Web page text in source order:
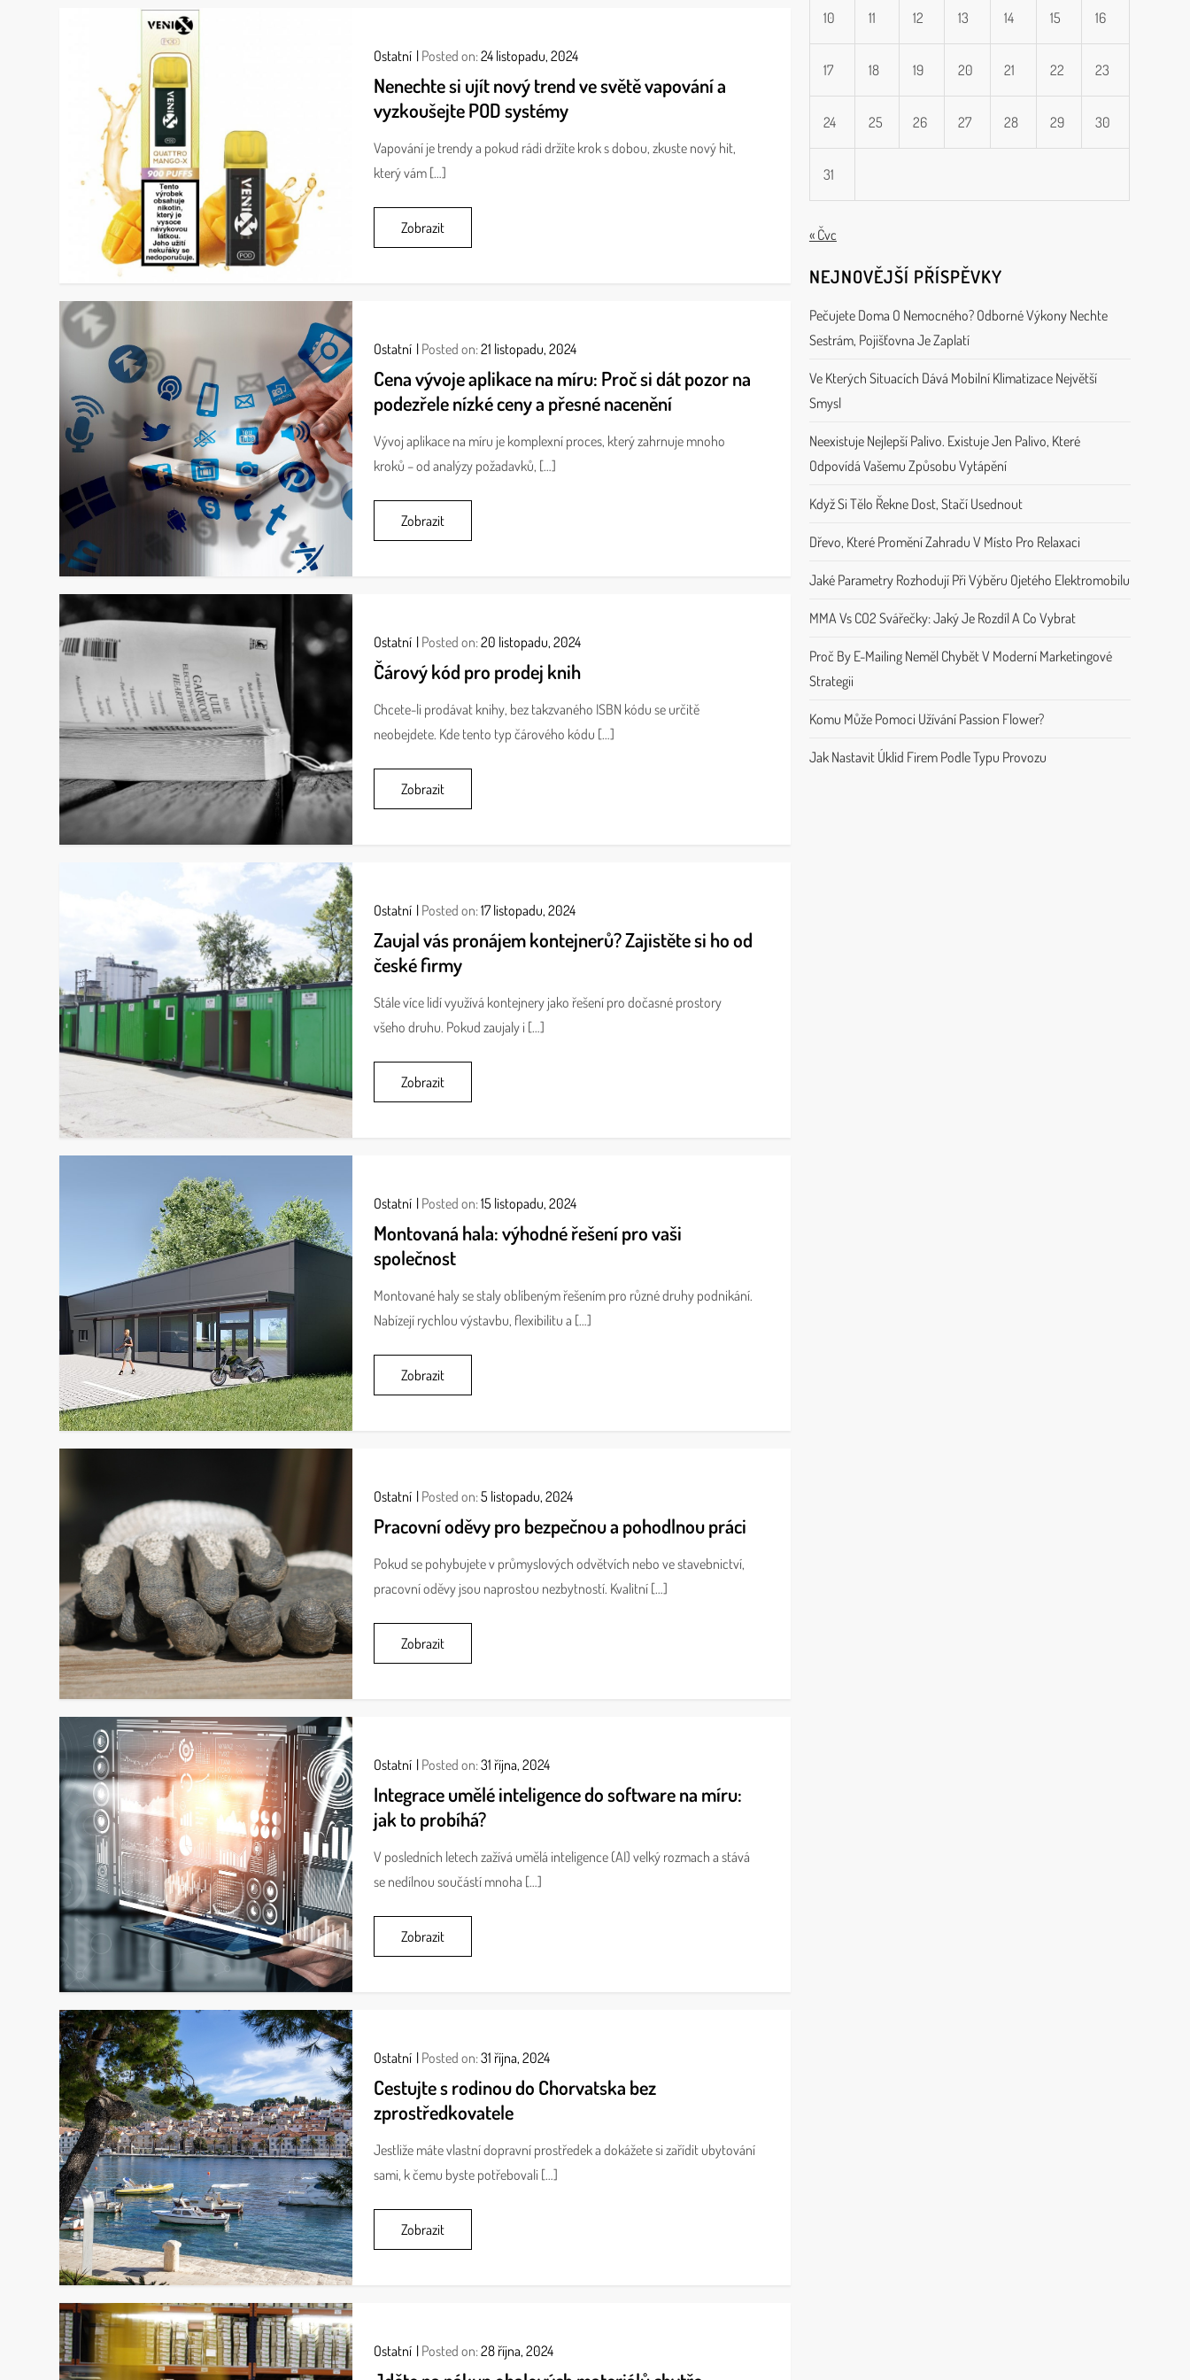
Ostatní Posted on:24 listopadu, 2024
Nenechte si ujít nový trend ve světě vapování a
vyzkoušejte POD systémy
Vapování je trendy a pokud rádi držíte krok s dobou, zkuste nový hit,
který vám […]
Zobrazit
Ostatní Posted on:21 listopadu, 2024
Cena vývoje aplikace na míru: Proč si dát pozor na
podezřele nízké ceny a přesné nacenění
Vývoj aplikace na míru je komplexní proces, který zahrnuje mnoho
kroků – od analýzy požadavků, […]
Zobrazit
Ostatní Posted on:20 listopadu, 2024
Čárový kód pro prodej knih
Chcete-li prodávat knihy, bez takzvaného ISBN kódu se určitě
neobejdete. Kde tento typ čárového kódu […]
Zobrazit
Ostatní Posted on:17 listopadu, 2024
Zaujal vás pronájem kontejnerů? Zajistěte si ho od
české firmy
Stále více lidí využívá kontejnery jako řešení pro dočasné prostory
všeho druhu. Pokud zaujaly i […]
Zobrazit
Ostatní Posted on:15 listopadu, 2024
Montovaná hala: výhodné řešení pro vaši
společnost
Montované haly se staly oblíbeným řešením pro různé druhy podnikání.
Nabízejí rychlou výstavbu, flexibilitu a […]
Zobrazit
Ostatní Posted on:5 listopadu, 2024
Pracovní oděvy pro bezpečnou a pohodlnou práci
Pokud se pohybujete v průmyslových odvětvích nebo ve stavebnictví,
pracovní oděvy jsou naprostou nezbytností. Kvalitní […]
Zobrazit
Ostatní Posted on:31 října, 2024
Integrace umělé inteligence do software na míru:
jak to probíhá?
V posledních letech zažívá umělá inteligence (AI) velký rozmach a stává
se nedílnou součástí mnoha […]
Zobrazit
Ostatní Posted on:31 října, 2024
Cestujte s rodinou do Chorvatska bez
zprostředkovatele
Jestliže máte vlastní dopravní prostředek a dokážete si zařídit ubytování
sami, k čemu byste potřebovali […]
Zobrazit
Ostatní Posted on:28 října, 2024
10 11 12 13 14 15 16
17 18 19 20 21 22 23
24 25 26 27 28 29 30
31
« Čvc
NEJNOVĚJŠÍ PŘÍSPĚVKY
Pečujete Doma O Nemocného? Odborné Výkony Nechte
Sestrám, Pojišťovna Je Zaplatí
Ve Kterých Situacích Dává Mobilní Klimatizace Největší
Smysl
Neexistuje Nejlepší Palivo. Existuje Jen Palivo, Které
Odpovídá Vašemu Způsobu Vytápění
Když Si Tělo Řekne Dost, Stačí Usednout
Dřevo, Které Promění Zahradu V Místo Pro Relaxaci
Jaké Parametry Rozhodují Při Výběru Ojetého Elektromobilu
MMA Vs CO2 Svářečky: Jaký Je Rozdíl A Co Vybrat
Proč By E-Mailing Neměl Chybět V Moderní Marketingové
Strategii
Komu Může Pomoci Užívání Passion Flower?
Jak Nastavit Úklid Firem Podle Typu Provozu